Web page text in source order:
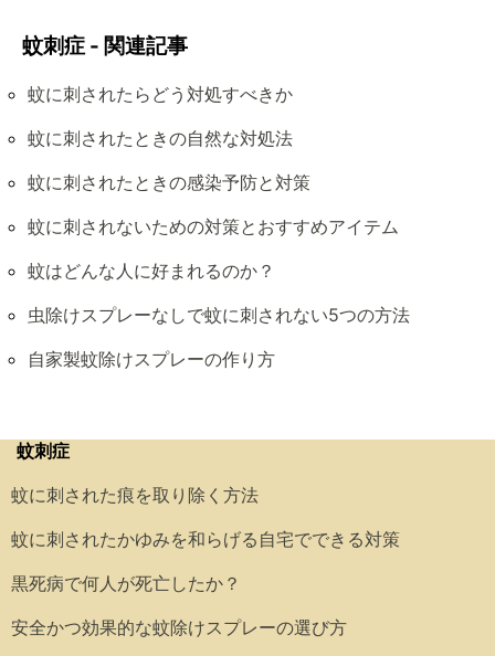
蚊刺症 - 関連記事
蚊に刺されたらどう対処すべきか
蚊に刺されたときの自然な対処法
蚊に刺されたときの感染予防と対策
蚊に刺されないための対策とおすすめアイテム
蚊はどんな人に好まれるのか？
虫除けスプレーなしで蚊に刺されない5つの方法
自家製蚊除けスプレーの作り方
蚊刺症
蚊に刺された痕を取り除く方法
蚊に刺されたかゆみを和らげる自宅でできる対策
黒死病で何人が死亡したか？
安全かつ効果的な蚊除けスプレーの選び方